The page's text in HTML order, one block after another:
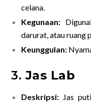
celana.
Kegunaan:
darurat, atau ruang
Keunggulan:
3.Jas Lab
Deskripsi: Jas